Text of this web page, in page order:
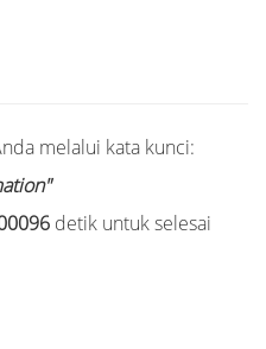
melalui kata kunci:
detik untuk selesai